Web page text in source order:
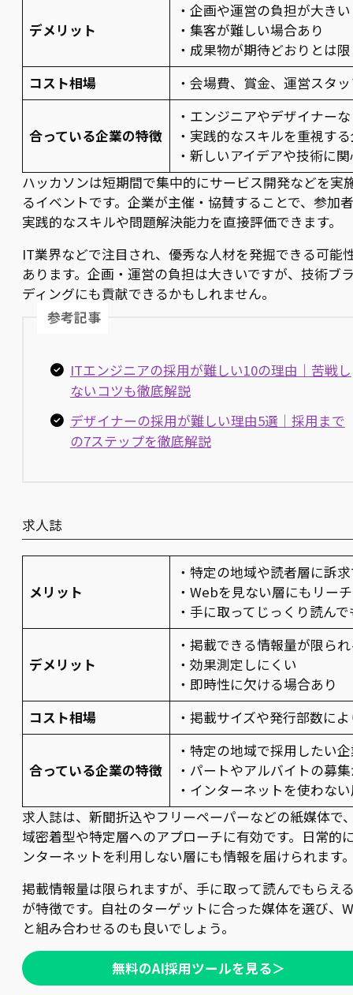
デメリット
・企画や運営の負担が大きい
・集客が難しい場合あり
・成果物が期待どおりとは
コスト相場
・会場費、賞金、運営スタ
合っている企業の特徴
・エンジニアやデザイナー
・実践的なスキルを重視す
・新しいアイデアや技術に
ハッカソンは短期間で集中的にサービス開発などを実
るイベントです。企業が主催・協賛することで、参加
実践的なスキルや問題解決能力を直接評価できます。
IT業界などで注目され、優秀な人材を発掘できる可能
あります。企画・運営の負担は大きいですが、技術ブ
ディングにも貢献できるかもしれません。
参考記事
ITエンジニアの採用が難しい10の理由｜苦戦し
ないコツも徹底解説
デザイナーの採用が難しい理由5選｜採用まで
の7ステップを徹底解説
求人誌
メリット
・特定の地域や読者層に訴
・Webを見ない層にもリー
・手に取ってじっくり読ん
デメリット
・掲載できる情報量が限ら
・効果測定しにくい
・即時性に欠ける場合あり
コスト相場
・掲載サイズや発行部数に
合っている企業の特徴
・特定の地域で採用したい
・パートやアルバイトの募
・インターネットを使わな
求人誌は、新聞折込やフリーペーパーなどの紙媒体で
域密着型や特定層へのアプローチに有効です。日常的
ンターネットを利用しない層にも情報を届けられます
掲載情報量は限られますが、手に取って読んでもらえ
が特徴です。自社のターゲットに合った媒体を選び、
と組み合わせるのも良いでしょう。
無料のAI採用ツールを見る＞